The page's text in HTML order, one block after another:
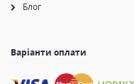
Блог
Варіанти оплати